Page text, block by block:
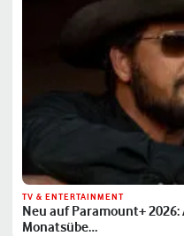
TV & ENTERTAINMENT
Neu auf Paramount+
Monatsübe…